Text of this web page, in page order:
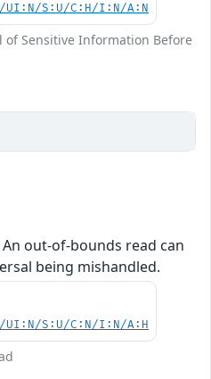
UI:N/S:U/C:H/I:N/A:N
of Sensitive Information Before
out-of-bounds read can
being mishandled.
UI:N/S:U/C:N/I:N/A:H